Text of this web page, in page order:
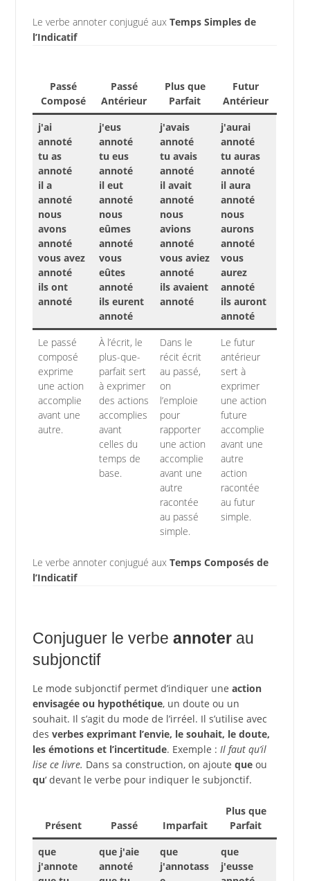
Le verbe annoter conjugué aux Temps Simples de
l’Indicatif
Passé
Composé
Passé
Antérieur
Plus que
Parfait
Futur
Antérieur
j'ai
annoté
tu as
annoté
il a
annoté
nous
avons
annoté
vous avez
annoté
ils ont
annoté
j'eus
annoté
tu eus
annoté
il eut
annoté
nous
eûmes
annoté
vous
eûtes
annoté
ils eurent
annoté
j'avais
annoté
tu avais
annoté
il avait
annoté
nous
avions
annoté
vous aviez
annoté
ils avaient
annoté
j'aurai
annoté
tu auras
annoté
il aura
annoté
nous
aurons
annoté
vous
aurez
annoté
ils auront
annoté
Le passé
composé
exprime
une action
accomplie
avant une
autre.
À l’écrit, le
plus-que-
parfait sert
à exprimer
des actions
accomplies
avant
celles du
temps de
base.
Dans le
récit écrit
au passé,
on
l’emploie
pour
rapporter
une action
accomplie
avant une
autre
racontée
au passé
simple.
Le futur
antérieur
sert à
exprimer
une action
future
accomplie
avant une
autre
action
racontée
au futur
simple.
Le verbe annoter conjugué aux Temps Composés de
l’Indicatif
Conjuguer le verbe annoterau
subjonctif
Le mode subjonctif permet d’indiquer une action
envisagée ou hypothétique, un doute ou un
souhait. Il s’agit du mode de l’irréel. Il s’utilise avec
des verbes exprimant l’envie, le souhait, le doute,
les émotions et l’incertitude. Exemple : Il faut qu’il
lise ce livre. Dans sa construction, on ajoute queou
qu‘ devant le verbe pour indiquer le subjonctif.
Présent Passé Imparfait
Plus que
Parfait
que
j'annote
que j'aie
annoté
que
j'annotass
que
j'eusse